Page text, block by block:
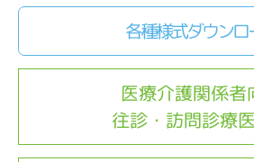
各種様式ダウンロ
医療介護関係者
往診・訪問診療